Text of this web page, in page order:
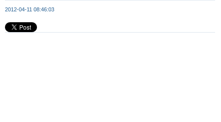
2012-04-11 08:46:03